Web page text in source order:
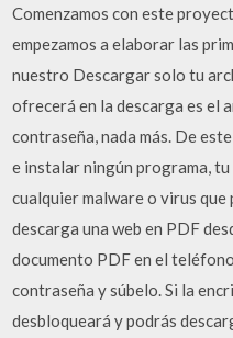
Comenzamos con este
empezamos a elaborar las
nuestro Descargar solo tu
ofrecerá en la descarga es el
contraseña, nada más. De
e instalar ningún programa,
cualquier malware o virus que
descarga una web en PDF
documento PDF en el
contraseña y súbelo. Si la
desbloqueará y podrás